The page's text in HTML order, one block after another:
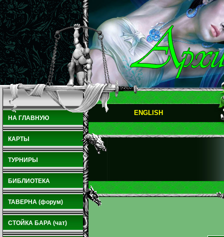
НА ГЛАВНУЮ
КАРТЫ
ТУРНИРЫ
БИБЛИОТЕКА
ТАВЕРНА (форум)
СТОЙКА БАРА (чат)
ENGLISH